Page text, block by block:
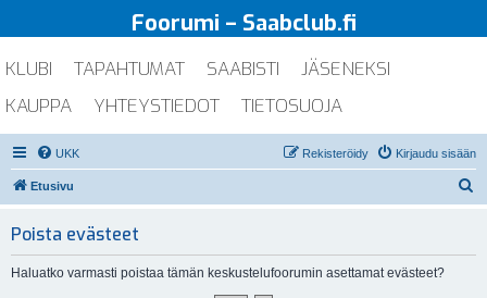
Foorumi – Saabclub.fi
KLUBI TAPAHTUMAT SAABISTI
JÄSENEKSI
KAUPPA
YHTEYSTIEDOT TIETOSUOJA
UKK Kirjaudu sisään
Rekisteröidy
Etusivu
Poista evästeet
Haluatko varmasti poistaa tämän keskustelufoorumin asettamat evästeet?